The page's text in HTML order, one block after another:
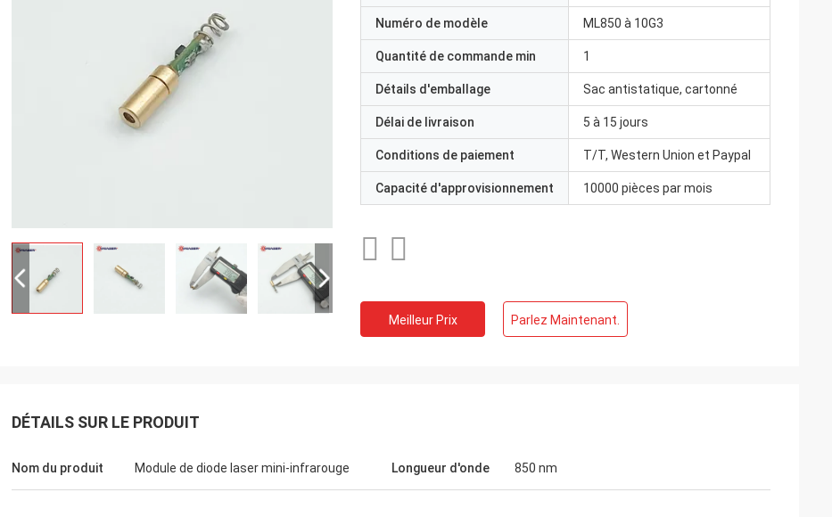
fonctionner comme annoncé.J' ai
remarqué des taches ou des empreintes
répondent parfaitement à mes attentes.
Numéro de modèle ML850 à 10G3
Quantité de commande min 1
Détails d'emballage Sac antistatique, cartonné
Délai de livraison 5 à 15 jours
Conditions de paiement T/T, Western Union et Paypal
Capacité d'approvisionnement 10000 pièces par mois
Meilleur Prix Parlez Maintenant.
DÉTAILS SUR LE PRODUIT
Nom du produit Module de diode laser mini-infrarouge Longueur d'onde 850 nm